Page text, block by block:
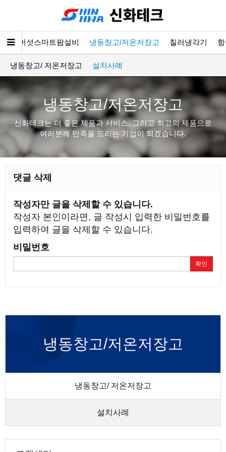
버섯스마트팜설비 냉동창고/저온저장고 칠러냉각기
냉동창고/ 저온저장고 설치사례
냉동창고/저온저장고
신화테크는 더 좋은 제품과 서비스, 그리고 최고의 제품으로
여러분께 만족을 드리는 기업이 되겠습니다.
댓글 삭제
작성자만 글을 삭제할 수 있습니다.
작성자 본인이라면, 글 작성시 입력한 비밀번호를
입력하여 글을 삭제할 수 있습니다.
비밀번호
확인
냉동창고/저온저장고
냉동창고/ 저온저장고
설치사례